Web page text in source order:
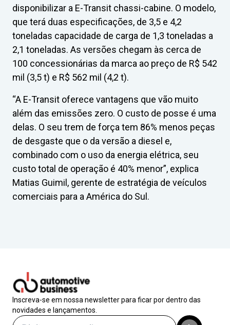
disponibilizar a E-Transit chassi-cabine. O modelo,
que terá duas especificações, de 3,5 e 4,2
toneladas capacidade de carga de 1,3 toneladas a
2,1 toneladas. As versões chegam às cerca de
100 concessionárias da marca ao preço de R$ 542
mil (3,5 t) e R$ 562 mil (4,2 t).
“A E-Transit oferece vantagens que vão muito
além das emissões zero. O custo de posse é uma
delas. O seu trem de força tem 86% menos peças
de desgaste que o da versão a diesel e,
combinado com o uso da energia elétrica, seu
custo total de operação é 40% menor”, explica
Matias Guimil, gerente de estratégia de veículos
comerciais para a América do Sul.
Inscreva-se em nossa newsletter para ficar por dentro das
novidades e lançamentos.